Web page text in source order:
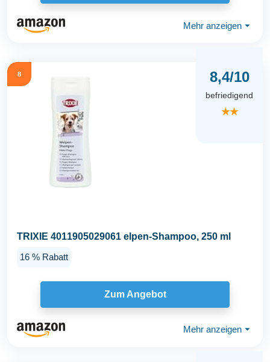
Mehr anzeigen ⏷
8 8,4/10
befriedigend
★★
TRIXIE 4011905029061 elpen-Shampoo, 250 ml
16 % Rabatt
Zum Angebot
Mehr anzeigen ⏷